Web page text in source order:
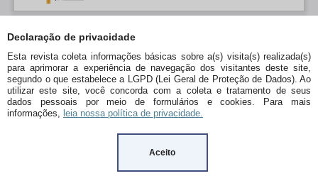
Declaração de privacidade
Esta revista coleta informações básicas sobre a(s) visita(s) realizada(s)
para aprimorar a experiência de navegação dos visitantes deste site,
segundo o que estabelece a LGPD (Lei Geral de Proteção de Dados). Ao
utilizar este site, você concorda com a coleta e tratamento de seus
dados pessoais por meio de formulários e cookies. Para mais
informações, leia nossa política de privacidade.
Aceito